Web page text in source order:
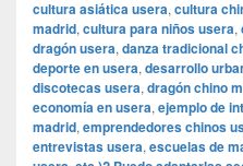
cultura asiática usera, cultura
madrid, cultura para niños usera,
dragón usera, danza tradicional
deporte en usera, desarrollo
discotecas usera, dragón chino
economía en usera, ejemplo de
madrid, emprendedores chinos
entrevistas usera, escuelas de